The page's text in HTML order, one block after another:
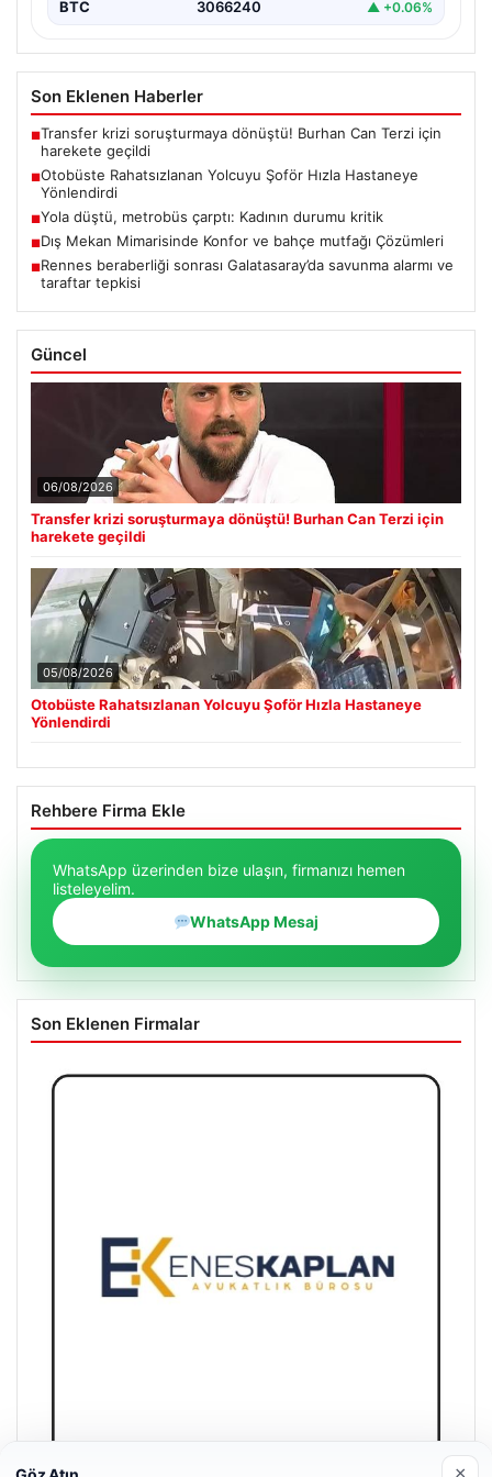
BTC 3066240 ▲ +0.06%
Son Eklenen Haberler
■Transfer krizi soruşturmaya dönüştü! Burhan Can Terzi için
harekete geçildi
■Otobüste Rahatsızlanan Yolcuyu Şoför Hızla Hastaneye
Yönlendirdi
■Yola düştü, metrobüs çarptı: Kadının durumu kritik
■Dış Mekan Mimarisinde Konfor ve bahçe mutfağı Çözümleri
■Rennes beraberliği sonrası Galatasaray’da savunma alarmı ve
taraftar tepkisi
Güncel
06/08/2026
Transfer krizi soruşturmaya dönüştü! Burhan Can Terzi için
harekete geçildi
05/08/2026
Otobüste Rahatsızlanan Yolcuyu Şoför Hızla Hastaneye
Yönlendirdi
Rehbere Firma Ekle
WhatsApp üzerinden bize ulaşın, firmanızı hemen
listeleyelim.
WhatsApp Mesaj
Son Eklenen Firmalar